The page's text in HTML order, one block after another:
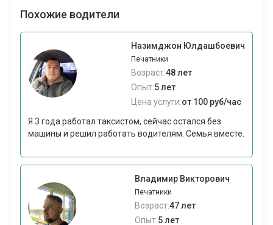
Похожие водители
Назимджон Юлдашбоевич
Печатники
Возраст:48 лет
Опыт:5 лет
Цена услуги:от 100 руб/час
Я 3 года работал таксистом, сейчас остался без
машины и решил работать водителям. Семья вместе.
Владимир Викторович
Печатники
Возраст:47 лет
Опыт:5 лет